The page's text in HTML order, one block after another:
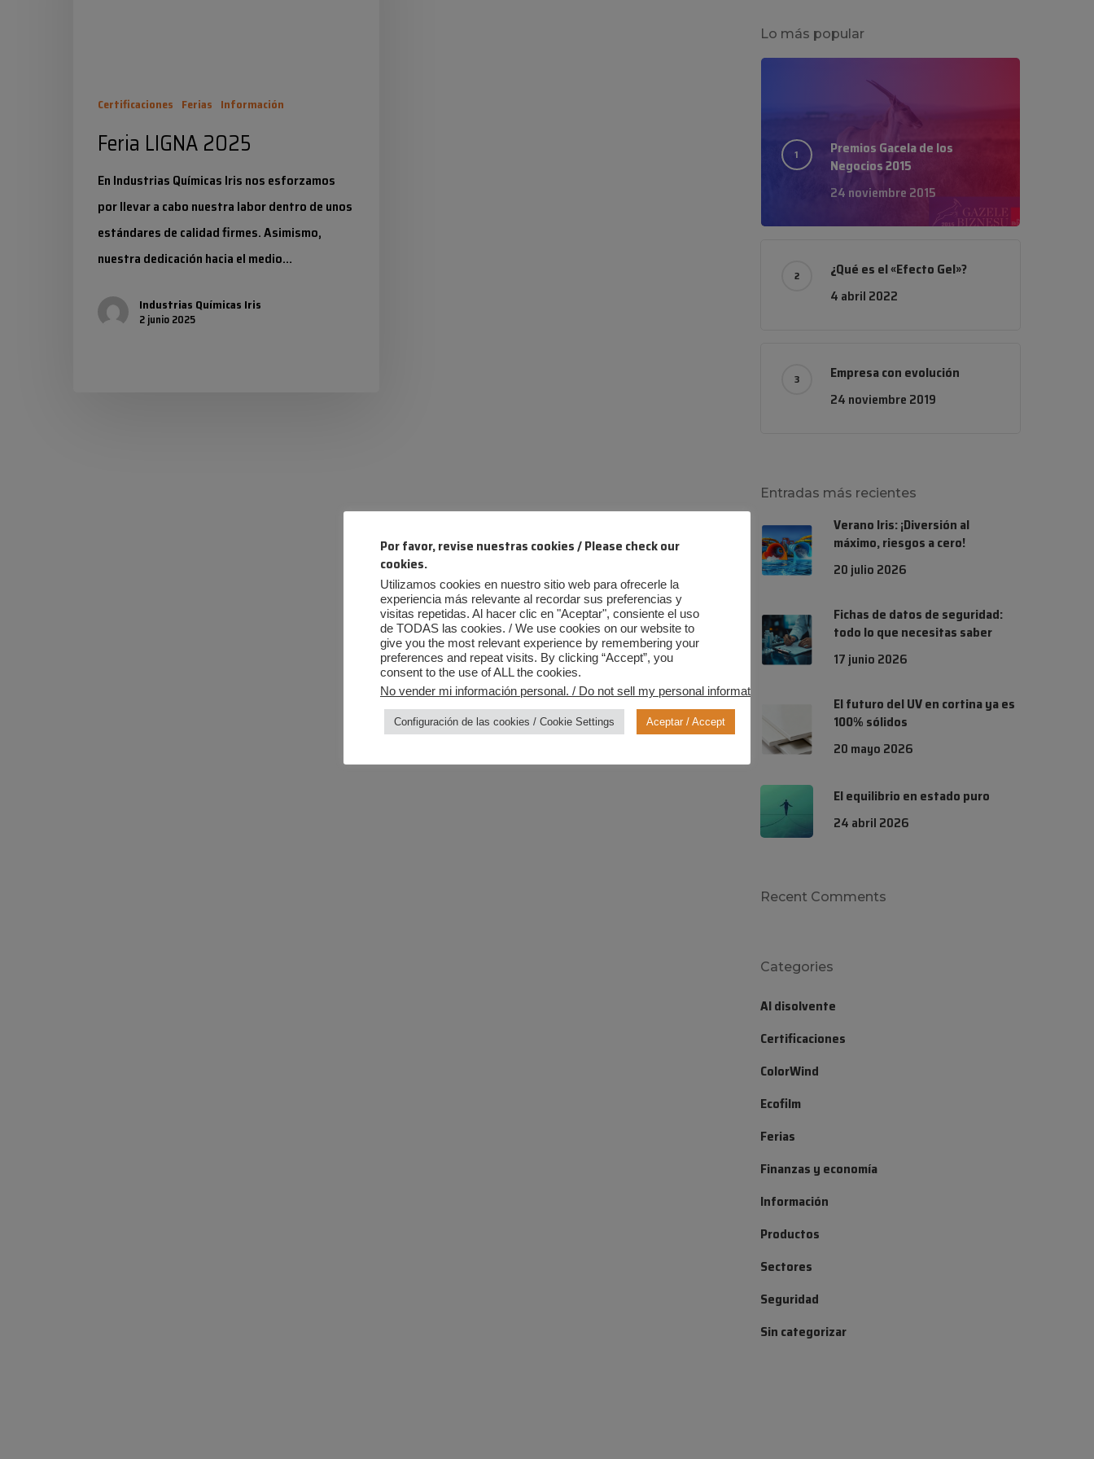
Certificaciones Ferias Información
Feria LIGNA 2025
En Industrias Químicas Iris nos esforzamos
por llevar a cabo nuestra labor dentro de unos
estándares de calidad firmes. Asimismo,
nuestra dedicación hacia el medio…
Industrias Químicas Iris
2 junio 2025
Lo más popular
Premios Gacela de los
Negocios 2015
24 noviembre 2015
¿Qué es el «Efecto Gel»?
4 abril 2022
Empresa con evolución
24 noviembre 2019
Entradas más recientes
Verano Iris: ¡Diversión al
máximo, riesgos a cero!
20 julio 2026
Fichas de datos de seguridad:
todo lo que necesitas saber
17 junio 2026
El futuro del UV en cortina ya es
100% sólidos
20 mayo 2026
El equilibrio en estado puro
24 abril 2026
Recent Comments
Categories
Al disolvente
Certificaciones
ColorWind
Ecofilm
Ferias
Finanzas y economía
Información
Productos
Sectores
Seguridad
Sin categorizar
Por favor, revise nuestras cookies / Please check our
cookies.
Utilizamos cookies en nuestro sitio web para ofrecerle la
experiencia más relevante al recordar sus preferencias y
visitas repetidas. Al hacer clic en "Aceptar", consiente el uso
de TODAS las cookies. / We use cookies on our website to
give you the most relevant experience by remembering your
preferences and repeat visits. By clicking “Accept”, you
consent to the use of ALL the cookies.
No vender mi información personal. / Do not sell my personal information.
Configuración de las cookies / Cookie Settings Aceptar / Accept